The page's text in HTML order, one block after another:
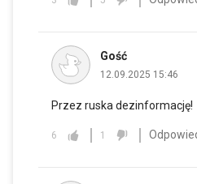
Gość
12.09.2025 15:46
Przez ruska dezinformację!
6 1